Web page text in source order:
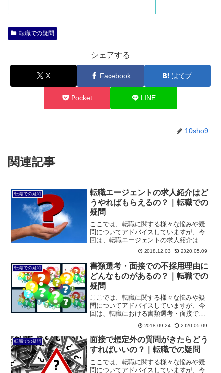
転職での疑問
シェアする
X Facebook はてブ
Pocket LINE
10sho9
関連記事
転職での疑問
転職エージェントの求人紹介はど
うやればもらえるの？｜転職での
疑問
ここでは、転職に関する様々な悩みや疑
問についてアドバイスしていますが、今
回は、転職エージェントの求人紹介はど
うやればもらえるのか、についてです。
今の職場の不満を社内で解決できず、転
職を決意した場合、転職活動を円滑に進
めるためには、転職のプロ...
2018.12.03 2020.05.09
転職での疑問
書類選考・面接での不採用理由に
どんなものがあるの？｜転職での
疑問
ここでは、転職に関する様々な悩みや疑
問についてアドバイスしていますが、今
回は、転職における書類選考・面接での
不採用理由にはどんなものがあるか、に
ついてです。転職活動をしている中で、
書類選考や面接の結果がメールで通知さ
れてくると、見る前に少し...
2018.09.24 2020.05.09
転職での疑問
面接で想定外の質問がきたらどう
すればいいの？｜転職での疑問
ここでは、転職に関する様々な悩みや疑
問についてアドバイスしていますが、今